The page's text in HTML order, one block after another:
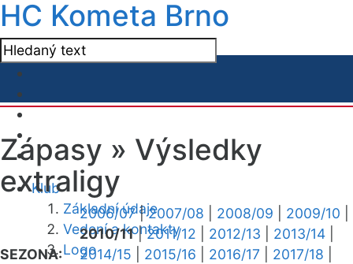
HC Kometa Brno
Klub
Základní údaje
Vedení a kontakty
Logo
Zápasy » Výsledky
extraligy
SEZONA:
2006/07|2007/08 2008/09 2009/10
2010/11|2011/12 2012/13 2013/14
2014/15
2015/16 2016/17 2017/18